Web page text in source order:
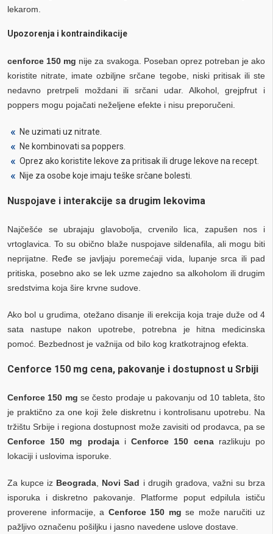
lekarom.
Upozorenja i kontraindikacije
cenforce 150 mg nije za svakoga. Poseban oprez potreban je ako
koristite nitrate, imate ozbiljne srčane tegobe, niski pritisak ili ste
nedavno pretrpeli moždani ili srčani udar. Alkohol, grejpfrut i
poppers mogu pojačati neželjene efekte i nisu preporučeni.
Ne uzimati uz nitrate.
Ne kombinovati sa poppers.
Oprez ako koristite lekove za pritisak ili druge lekove na recept.
Nije za osobe koje imaju teške srčane bolesti.
Nuspojave i interakcije sa drugim lekovima
Najčešće se ubrajaju glavobolja, crvenilo lica, zapušen nos i
vrtoglavica. To su obično blaže nuspojave sildenafila, ali mogu biti
neprijatne. Ređe se javljaju poremećaji vida, lupanje srca ili pad
pritiska, posebno ako se lek uzme zajedno sa alkoholom ili drugim
sredstvima koja šire krvne sudove.
Ako bol u grudima, otežano disanje ili erekcija koja traje duže od 4
sata nastupe nakon upotrebe, potrebna je hitna medicinska
pomoć. Bezbednost je važnija od bilo kog kratkotrajnog efekta.
Cenforce 150 mg cena, pakovanje i dostupnost u Srbiji
Cenforce 150 mg se često prodaje u pakovanju od 10 tableta, što
je praktično za one koji žele diskretnu i kontrolisanu upotrebu. Na
tržištu Srbije i regiona dostupnost može zavisiti od prodavca, pa se
Cenforce 150 mg prodajaiCenforce 150 cenarazlikuju po
lokaciji i uslovima isporuke.
Za kupce iz Beograda Novi Sad i drugih gradova, važni su brza
isporuka i diskretno pakovanje. Platforme poput edpilula ističu
proverene informacije, a Cenforce 150 mg se može naručiti uz
pažljivo označenu pošiljku i jasno navedene uslove dostave.